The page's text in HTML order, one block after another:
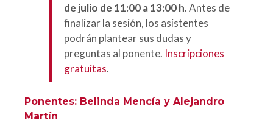
de julio de 11:00 a 13:00 h. Antes de
finalizar la sesión, los asistentes
podrán plantear sus dudas y
preguntas al ponente. Inscripciones
gratuitas.
Ponentes: Belinda Mencía y Alejandro
Martín